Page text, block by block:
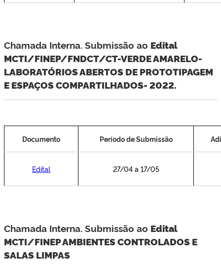
Chamada Interna. Submissão ao Edital
MCTI/FINEP/FNDCT/CT-VERDE AMARELO-
LABORATÓRIOS ABERTOS DE PROTOTIPAGEM
E ESPAÇOS COMPARTILHADOS- 2022.
Documento Período de Submissão
Edital 27/04 a 17/05
Chamada Interna. Submissão ao Edital
MCTI/FINEP AMBIENTES CONTROLADOS E
SALAS LIMPAS